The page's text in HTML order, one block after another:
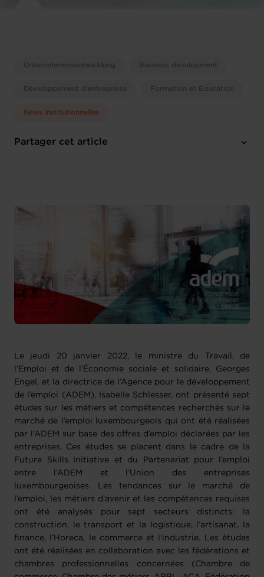
Unternehmensentwicklung Business development
Développement d'entreprises Formation et Education
News institutionnelles
Partager cet article
Le jeudi 20 janvier 2022, le ministre du Travail, de
l’Emploi et de l’Économie sociale et solidaire, Georges
Engel, et la directrice de l’Agence pour le développement
de l’emploi (ADEM), Isabelle Schlesser, ont présenté sept
études sur les métiers et compétences recherchés sur le
marché de l’emploi luxembourgeois qui ont été réalisées
par l’ADEM sur base des offres d’emploi déclarées par les
entreprises. Ces études se placent dans le cadre de la
Future Skills Initiative et du Partenariat pour l’emploi
entre l’ADEM et l’Union des entreprises
luxembourgeoises. Les tendances sur le marché de
l’emploi, les métiers d’avenir et les compétences requises
ont été analysés pour sept secteurs distincts: la
construction, le transport et la logistique, l’artisanat, la
finance, l’Horeca, le commerce et l’industrie. Les études
ont été réalisées en collaboration avec les fédérations et
chambres professionnelles concernées (Chambre de